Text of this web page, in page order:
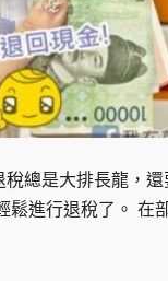
稅總是大排長龍，
鬆進行退稅了。 在